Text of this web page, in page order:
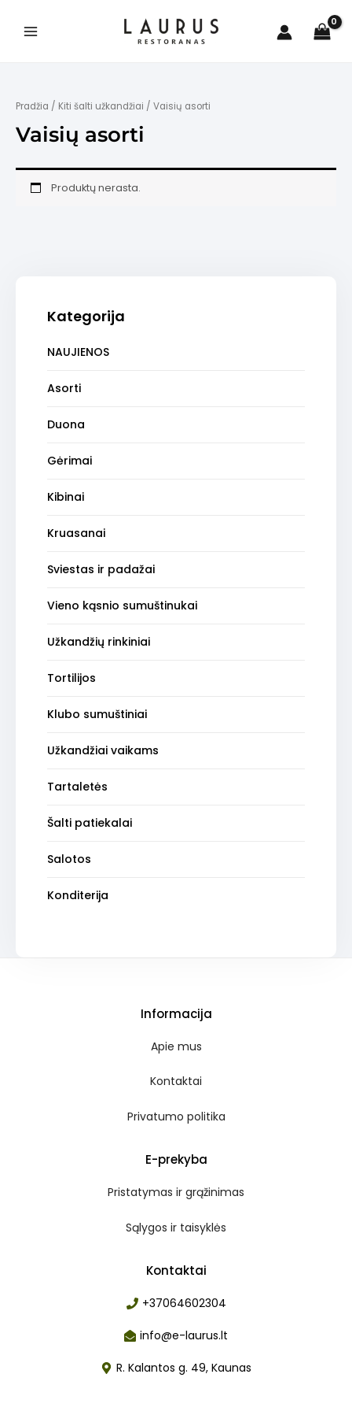
turinioMain
Kategorija
NAUJIENOS
Asorti
Duona
Gėrimai
Kibinai
Kruasanai
Sviestas ir padažai
Vieno kąsnio sumuštinukai
Užkandžių rinkiniai
Tortilijos
Klubo sumuštiniai
Užkandžiai vaikams
Tartaletės
Šalti patiekalai
Salotos
Konditerija
Pradžia / Kiti šalti užkandžiai / Vaisių asorti
Vaisių asorti
Produktų nerasta.
Informacija
Apie mus
Kontaktai
Privatumo politika
E-prekyba
Pristatymas ir grąžinimas
Sąlygos ir taisyklės
Kontaktai
+37064602304
info@e-laurus.lt
R. Kalantos g. 49, Kaunas